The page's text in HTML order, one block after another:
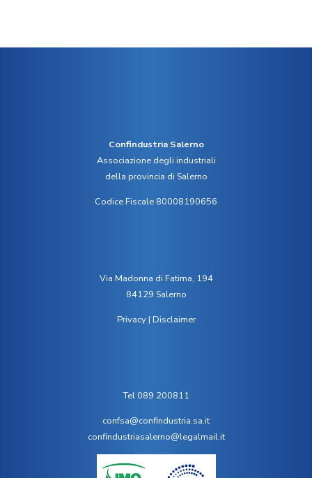
Confindustria Salerno
Associazione degli industriali
della provincia di Salerno
Codice Fiscale 80008190656
Via Madonna di Fatima, 194
84129 Salerno
Privacy| Disclaimer
Tel 089 200811
confsa@confindustria.sa.it
confindustriasalerno@legalmail.it